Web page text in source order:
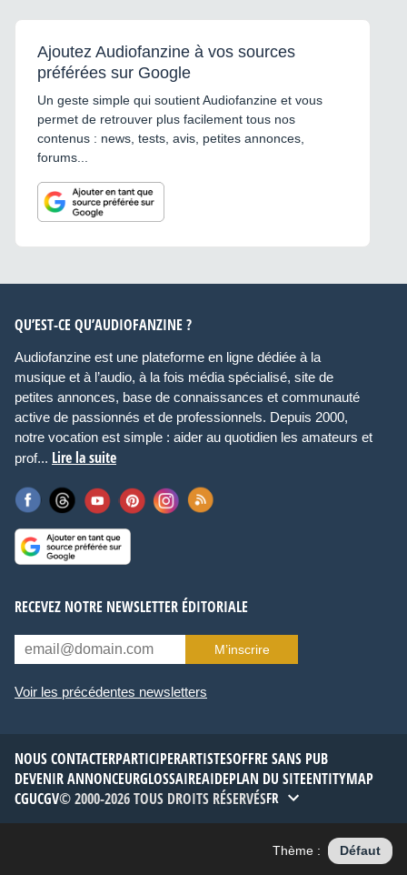
Ajoutez Audiofanzine à vos sources
préférées sur Google
Un geste simple qui soutient Audiofanzine et vous
permet de retrouver plus facilement tous nos
contenus : news, tests, avis, petites annonces,
forums...
QU’EST-CE QU’AUDIOFANZINE ?
Audiofanzine est une plateforme en ligne dédiée à la
musique et à l’audio, à la fois média spécialisé, site de
petites annonces, base de connaissances et communauté
active de passionnés et de professionnels. Depuis 2000,
notre vocation est simple : aider au quotidien les amateurs et
prof... Lire la suite
RECEVEZ NOTRE NEWSLETTER ÉDITORIALE
M’inscrire
Voir les précédentes newsletters
NOUS CONTACTERPARTICIPERARTISTESOFFRE SANS PUB
DEVENIR ANNONCEURGLOSSAIREAIDEPLAN DU SITEENTITYMAP
CGUCGV© 2000-2026 TOUS DROITS RÉSERVÉSFR
Thème : Défaut